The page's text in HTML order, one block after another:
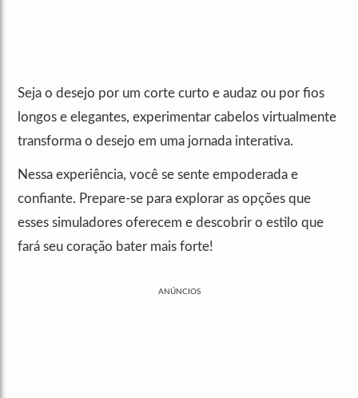
Seja o desejo por um corte curto e audaz ou por fios
longos e elegantes, experimentar cabelos virtualmente
transforma o desejo em uma jornada interativa.
Nessa experiência, você se sente empoderada e
confiante. Prepare-se para explorar as opções que
esses simuladores oferecem e descobrir o estilo que
fará seu coração bater mais forte!
ANÚNCIOS